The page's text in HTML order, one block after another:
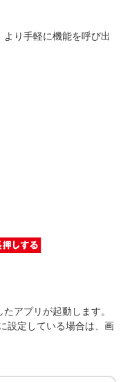
り手軽に機能を呼び出
アプリが起動します。
設定している場合は、画